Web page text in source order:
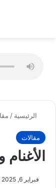
الرئيسية /
مقالات
فبراير 6, 2025